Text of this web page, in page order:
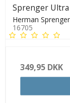
Sprenger Ultra
Herman Sprenger
16705
349,95 DKK